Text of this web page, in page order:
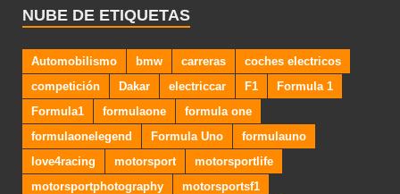
NUBE DE ETIQUETAS
Automobilismo bmw carreras
coches electricos
competición
Dakar electriccar F1
Formula 1
Formula1
formulaone
formula one
formulaonelegend
Formula Uno
formulauno
love4racing
motorsport
motorsportlife
motorsportphotography
motorsportsf1